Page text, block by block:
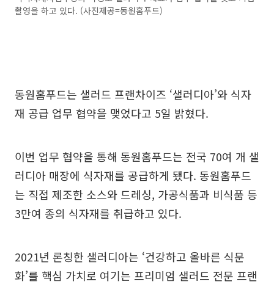
촬영을 하고 있다. (사진제공=동원홈푸드)
동원홈푸드는 샐러드 프랜차이즈 ‘샐러디아’와 식자
재 공급 업무 협약을 맺었다고 5일 밝혔다.
이번 업무 협약을 통해 동원홈푸드는 전국 70여 개 샐
러디아 매장에 식자재를 공급하게 됐다. 동원홈푸드
는 직접 제조한 소스와 드레싱, 가공식품과 비식품 등
3만여 종의 식자재를 취급하고 있다.
2021년 론칭한 샐러디아는 ‘건강하고 올바른 식문
화’를 핵심 가치로 여기는 프리미엄 샐러드 전문 프랜